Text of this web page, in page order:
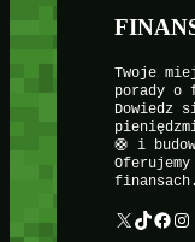
Twoje
porady o
Dowiedz
🛟 i
X TikTok Facebook Instagram